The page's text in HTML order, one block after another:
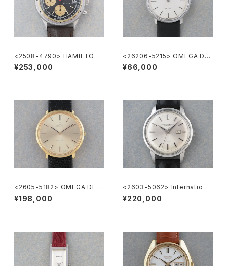
<2508-4790> HAMILTON
Chronograph
¥253,000
<26206-5215> OMEGA DE
VILLE
¥66,000
<2605-5182> OMEGA DE V
ILLE
¥198,000
<2603-5062> International
National Co. Ref.648A
¥220,000